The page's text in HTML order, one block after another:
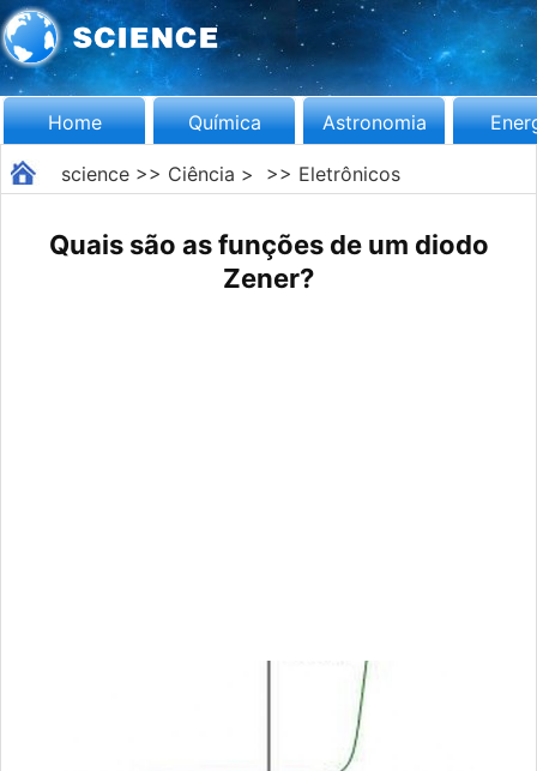
Home Química Astronomia
science>> Ciência > >> Eletrônicos
Quais são as funções de um diodo
Zener?